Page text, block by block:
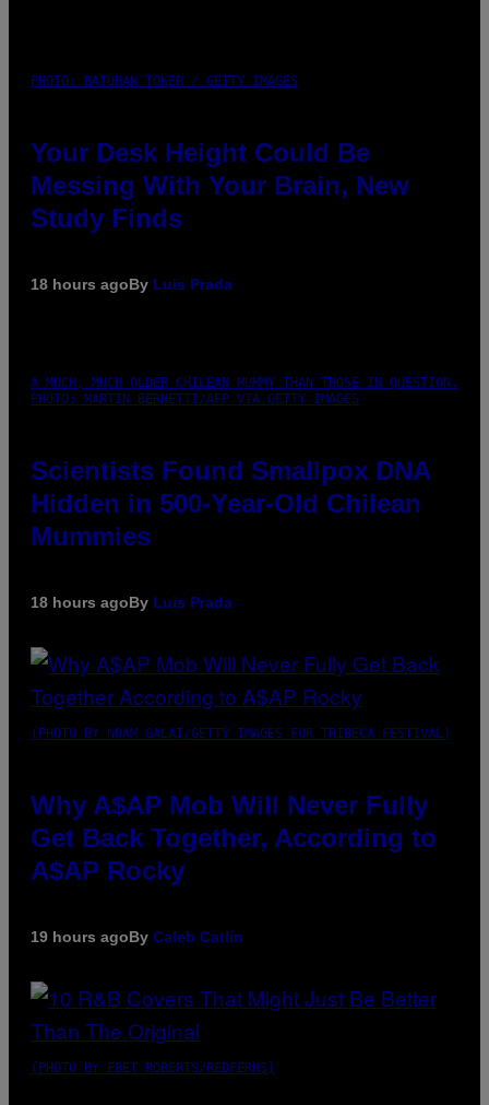
PHOTO: BATUHAN TOKER / GETTY IMAGES
Your Desk Height Could Be
Messing With Your Brain, New
Study Finds
18 hours agoBy Luis Prada
A MUCH, MUCH OLDER CHILEAN MUMMY THAN THOSE IN QUESTION.
PHOTO: MARTIN BERNETTI/AFP VIA GETTY IMAGES
Scientists Found Smallpox DNA
Hidden in 500-Year-Old Chilean
Mummies
18 hours agoBy Luis Prada
(PHOTO BY NOAM GALAI/GETTY IMAGES FOR TRIBECA FESTIVAL)
Why A$AP Mob Will Never Fully
Get Back Together, According to
A$AP Rocky
19 hours agoBy Caleb Catlin
(PHOTO BY EBET ROBERTS/REDFERNS)